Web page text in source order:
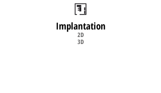
Implantation
2D
3D